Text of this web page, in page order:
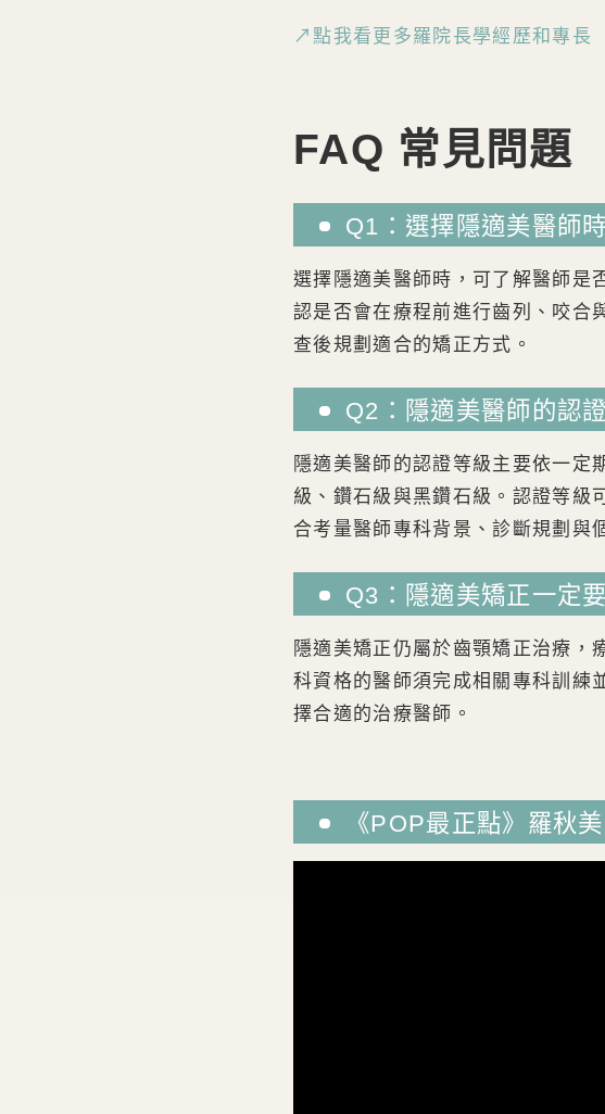
↗點我看更多羅院長學經歷和專長
FAQ 常見問題
Q1：選擇隱適美醫師
選擇隱適美醫師時，可了解醫師是
認是否會在療程前進行齒列、咬合
查後規劃適合的矯正方式。
Q2：隱適美醫師的認
隱適美醫師的認證等級主要依一定
級、鑽石級與黑鑽石級。認證等級
合考量醫師專科背景、診斷規劃與
Q3：隱適美矯正一定
隱適美矯正仍屬於齒顎矯正治療，
科資格的醫師須完成相關專科訓練
擇合適的治療醫師。
《POP最正點》羅秋